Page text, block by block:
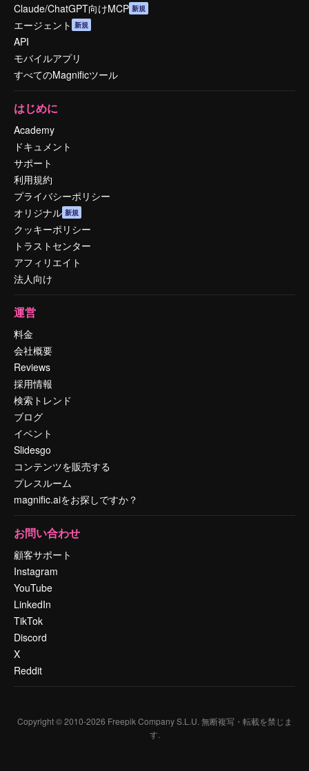
Claude/ChatGPT向けMCP 新規
エージェント 新規
API
モバイルアプリ
すべてのMagnificツール
はじめに
Academy
ドキュメント
サポート
利用規約
プライバシーポリシー
オリジナル 新規
クッキーポリシー
トラストセンター
アフィリエイト
法人向け
運営
料金
会社概要
Reviews
採用情報
検索トレンド
ブログ
イベント
Slidesgo
コンテンツを販売する
プレスルーム
magnific.aiをお探しですか？
お問い合わせ
顧客サポート
Instagram
YouTube
LinkedIn
TikTok
Discord
X
Reddit
Copyright © 2010-2026 Freepik Company S.L.U. 無断複写・転載を禁じま
す.